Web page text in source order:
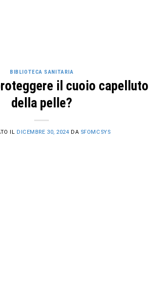
BIBLIOTECA SANITARIA
il cuoio
della pelle?
IL DICEMBRE 30, 2024 DA SFOMCSYS